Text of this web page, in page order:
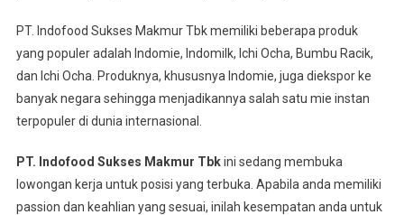
PT. Indofood Sukses Makmur Tbk memiliki beberapa produk
yang populer adalah Indomie, Indomilk, Ichi Ocha, Bumbu Racik,
dan Ichi Ocha. Produknya, khususnya Indomie, juga diekspor ke
banyak negara sehingga menjadikannya salah satu mie instan
terpopuler di dunia internasional.
PT. Indofood Sukses Makmur Tbkini sedang membuka
lowongan kerja untuk posisi yang terbuka. Apabila anda memiliki
passion dan keahlian yang sesuai, inilah kesempatan anda untuk